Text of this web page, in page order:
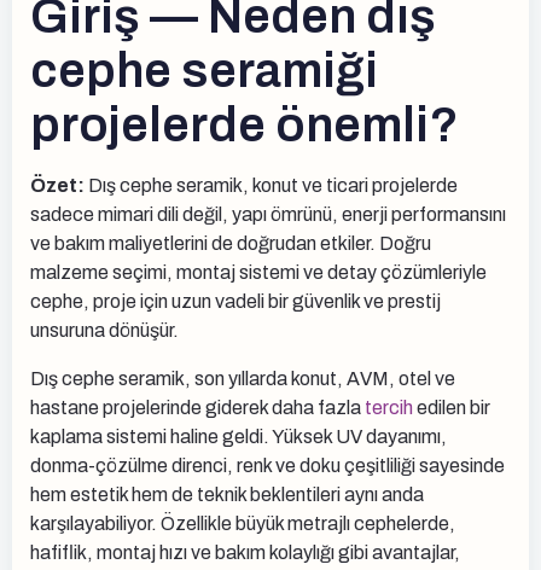
Giriş — Neden dış
cephe seramiği
projelerde önemli?
Özet: Dış cephe seramik, konut ve ticari projelerde
sadece mimari dili değil, yapı ömrünü, enerji performansını
ve bakım maliyetlerini de doğrudan etkiler. Doğru
malzeme seçimi, montaj sistemi ve detay çözümleriyle
cephe, proje için uzun vadeli bir güvenlik ve prestij
unsuruna dönüşür.
Dış cephe seramik, son yıllarda konut, AVM, otel ve
hastane projelerinde giderek daha fazla tercihedilen bir
kaplama sistemi haline geldi. Yüksek UV dayanımı,
donma-çözülme direnci, renk ve doku çeşitliliği sayesinde
hem estetik hem de teknik beklentileri aynı anda
karşılayabiliyor. Özellikle büyük metrajlı cephelerde,
hafiflik, montaj hızı ve bakım kolaylığı gibi avantajlar,